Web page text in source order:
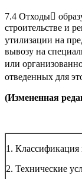
7.4 Отходы
строительстве и
утилизации на
вывозу на
или
отведенных для
(Измененная
1.
2. Технические